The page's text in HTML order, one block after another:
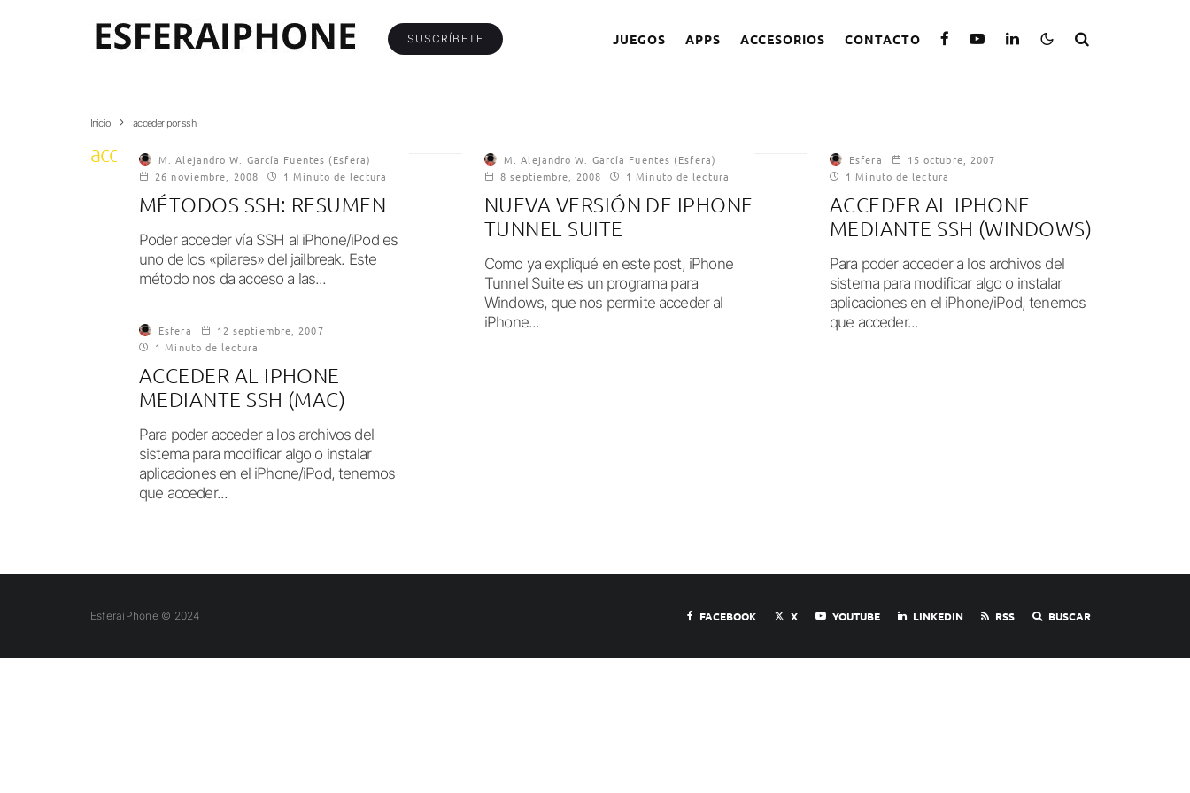
SUSCRÍBETE JUEGOS APPS ACCESORIOS CONTACTO
Inicio acceder por ssh
acceder por sshM. Alejandro W. García Fuentes (Esfera)
26 noviembre, 2008
1 Minuto de lectura
MÉTODOS SSH: RESUMEN
Poder acceder vía SSH al iPhone/iPod es
uno de los «pilares» del jailbreak. Este
método nos da acceso a las...
M. Alejandro W. García Fuentes (Esfera)
8 septiembre, 2008
1 Minuto de lectura
NUEVA VERSIÓN DE IPHONE
TUNNEL SUITE
Como ya expliqué en este post, iPhone
Tunnel Suite es un programa para
Windows, que nos permite acceder al
iPhone...
Esfera
15 octubre, 2007
1 Minuto de lectura
ACCEDER AL IPHONE
MEDIANTE SSH (WINDOWS)
Para poder acceder a los archivos del
sistema para modificar algo o instalar
aplicaciones en el iPhone/iPod, tenemos
que acceder...
Esfera
12 septiembre, 2007
1 Minuto de lectura
ACCEDER AL IPHONE
MEDIANTE SSH (MAC)
Para poder acceder a los archivos del
sistema para modificar algo o instalar
aplicaciones en el iPhone/iPod, tenemos
que acceder...
EsferaiPhone © 2024 FACEBOOK X YOUTUBE LINKEDIN RSS BUSCAR